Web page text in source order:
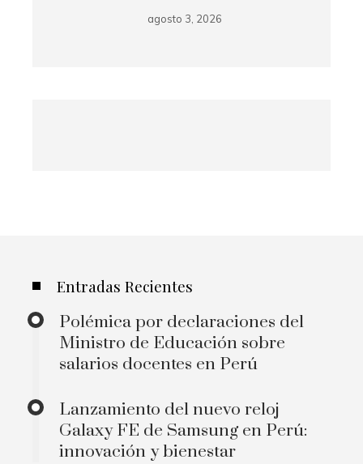
agosto 3, 2026
Entradas Recientes
Polémica por declaraciones del
Ministro de Educación sobre
salarios docentes en Perú
Lanzamiento del nuevo reloj
Galaxy FE de Samsung en Perú:
innovación y bienestar